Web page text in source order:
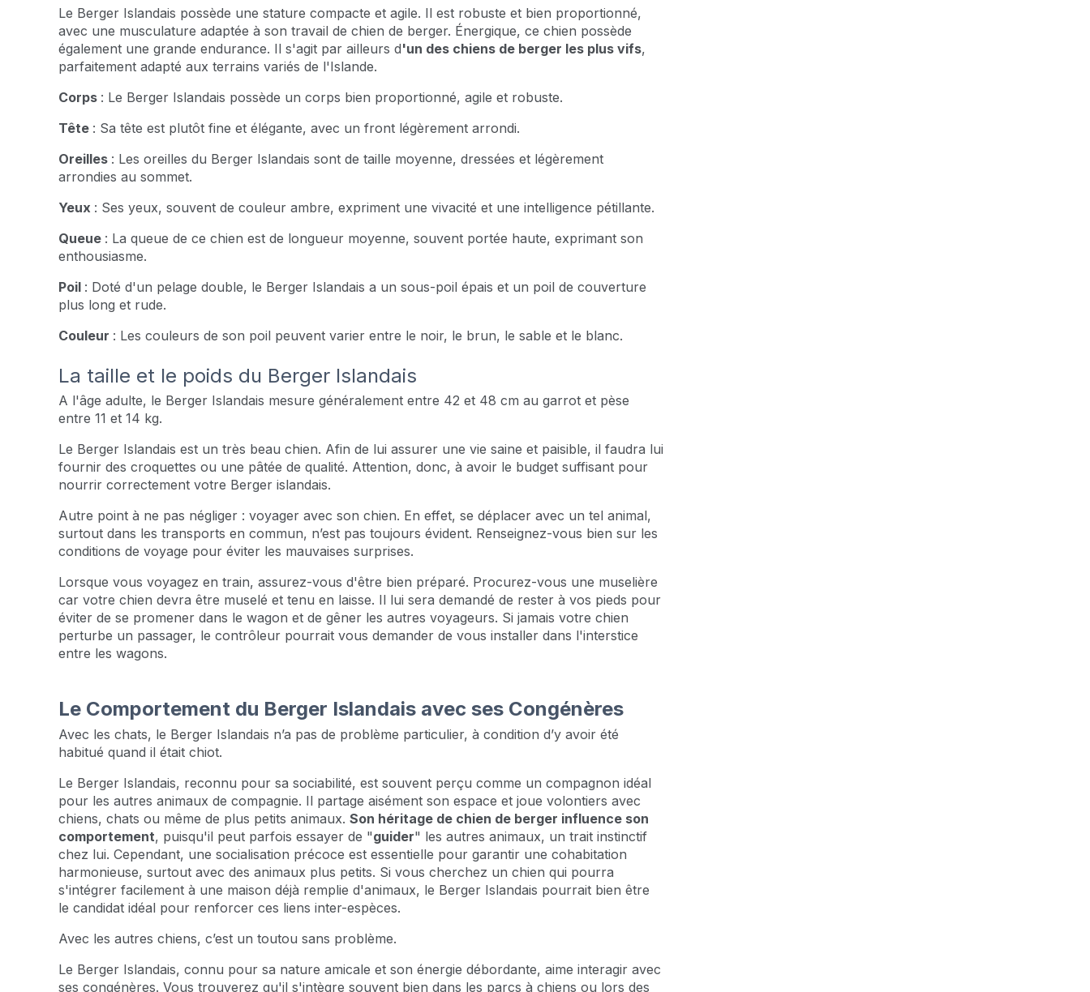
Le Berger Islandais possède une stature compacte et agile. Il est robuste et bien proportionné,
avec une musculature adaptée à son travail de chien de berger. Énergique, ce chien possède
également une grande endurance. Il s'agit par ailleurs d'un des chiens de berger les plus vifs,
parfaitement adapté aux terrains variés de l'Islande.
Corps : Le Berger Islandais possède un corps bien proportionné, agile et robuste.
Tête : Sa tête est plutôt fine et élégante, avec un front légèrement arrondi.
Oreilles : Les oreilles du Berger Islandais sont de taille moyenne, dressées et légèrement
arrondies au sommet.
Yeux : Ses yeux, souvent de couleur ambre, expriment une vivacité et une intelligence pétillante.
Queue : La queue de ce chien est de longueur moyenne, souvent portée haute, exprimant son
enthousiasme.
Poil : Doté d'un pelage double, le Berger Islandais a un sous-poil épais et un poil de couverture
plus long et rude.
Couleur : Les couleurs de son poil peuvent varier entre le noir, le brun, le sable et le blanc.
La taille et le poids du Berger Islandais
A l'âge adulte, le Berger Islandais mesure généralement entre 42 et 48 cm au garrot et pèse
entre 11 et 14 kg.
Le Berger Islandais est un très beau chien. Afin de lui assurer une vie saine et paisible, il faudra lui
fournir des croquettes ou une pâtée de qualité. Attention, donc, à avoir le budget suffisant pour
nourrir correctement votre Berger islandais.
Autre point à ne pas négliger : voyager avec son chien. En effet, se déplacer avec un tel animal,
surtout dans les transports en commun, n’est pas toujours évident. Renseignez-vous bien sur les
conditions de voyage pour éviter les mauvaises surprises.
Lorsque vous voyagez en train, assurez-vous d'être bien préparé. Procurez-vous une muselière
car votre chien devra être muselé et tenu en laisse. Il lui sera demandé de rester à vos pieds pour
éviter de se promener dans le wagon et de gêner les autres voyageurs. Si jamais votre chien
perturbe un passager, le contrôleur pourrait vous demander de vous installer dans l'interstice
entre les wagons.
Le Comportement du Berger Islandais avec ses Congénères
Avec les chats, le Berger Islandais n’a pas de problème particulier, à condition d’y avoir été
habitué quand il était chiot.
Le Berger Islandais, reconnu pour sa sociabilité, est souvent perçu comme un compagnon idéal
pour les autres animaux de compagnie. Il partage aisément son espace et joue volontiers avec
chiens, chats ou même de plus petits animaux. Son héritage de chien de berger influence son
comportement, puisqu'il peut parfois essayer de "guider" les autres animaux, un trait instinctif
chez lui. Cependant, une socialisation précoce est essentielle pour garantir une cohabitation
harmonieuse, surtout avec des animaux plus petits. Si vous cherchez un chien qui pourra
s'intégrer facilement à une maison déjà remplie d'animaux, le Berger Islandais pourrait bien être
le candidat idéal pour renforcer ces liens inter-espèces.
Avec les autres chiens, c’est un toutou sans problème.
Le Berger Islandais, connu pour sa nature amicale et son énergie débordante, aime interagir avec
ses congénères. Vous trouverez qu'il s'intègre souvent bien dans les parcs à chiens ou lors des